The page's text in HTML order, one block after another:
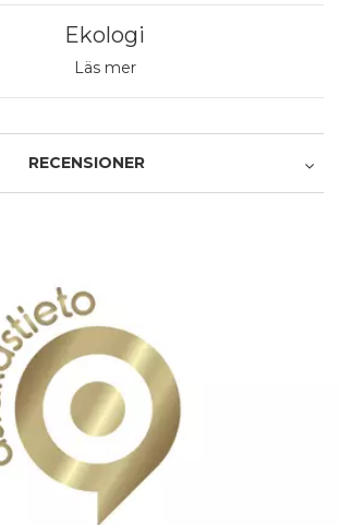
Ekologi
Läs mer
RECENSIONER
(0)
0)
0